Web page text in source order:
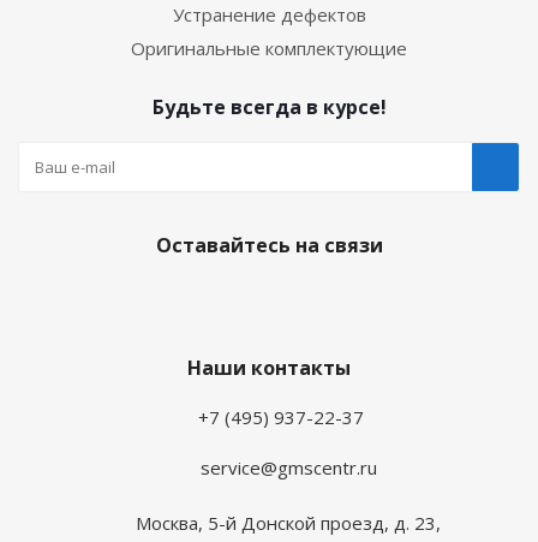
Устранение дефектов
Оригинальные комплектующие
Будьте всегда в курсе!
Оставайтесь на связи
Наши контакты
+7 (495) 937-22-37
service@gmscentr.ru
Москва, 5-й Донской проезд, д. 23,